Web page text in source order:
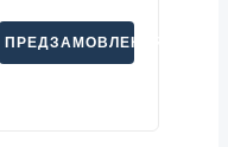
ПРЕДЗАМОВЛЕННЯ